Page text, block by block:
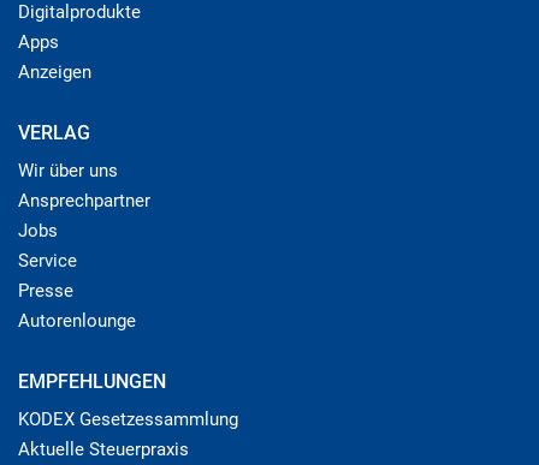
Digitalprodukte
Apps
Anzeigen
VERLAG
Wir über uns
Ansprechpartner
Jobs
Service
Presse
Autorenlounge
EMPFEHLUNGEN
KODEX Gesetzessammlung
Aktuelle Steuerpraxis